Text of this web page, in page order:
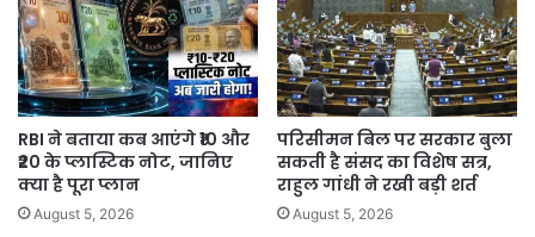
RBI ने बताया कब आएंगे ₹10 और
₹20 के प्लास्टिक नोट, जानिए
क्या है पूरा प्लान
August 5, 2026
परिसीमन बिल पर सरकार बुला
सकती है संसद का विशेष सत्र,
राहुल गांधी ने रखी बड़ी शर्त
August 5, 2026